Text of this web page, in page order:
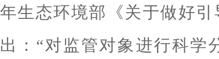
年生态环境部《关于做好
出：“对监管对象进行科学